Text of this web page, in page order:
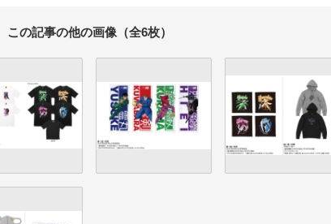
この記事の他の画像（全6枚）